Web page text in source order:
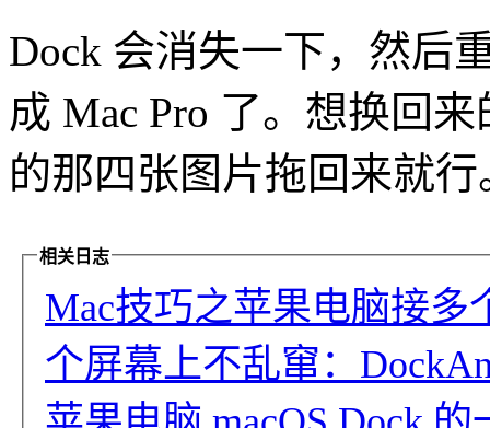
Dock 会消失一下，然后
成 Mac Pro 了。想换回
的那四张图片拖回来就行
相关日志
Mac技巧之苹果电脑接多
个屏幕上不乱窜：